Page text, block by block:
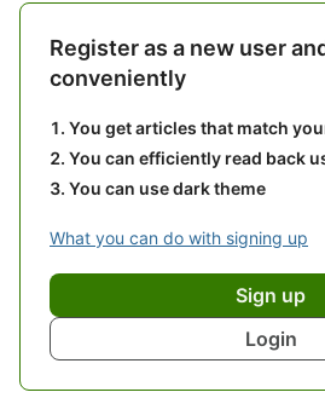
Register as a new user
conveniently
You get articles that match
You can efficiently read back
You can use dark theme
What you can do with signing up
Sign up
Login